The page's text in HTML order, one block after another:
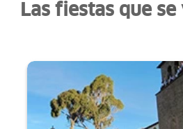
Las fiestas que